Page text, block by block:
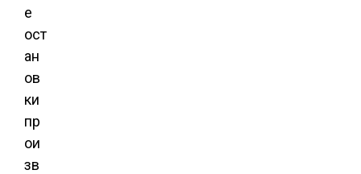
е
ост
ан
ов
ки
пр
ои
зв